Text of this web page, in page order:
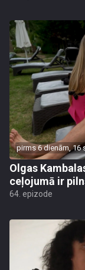
pirms 6 dienām, 16
Olgas
ceļojumā ir
64. epizode